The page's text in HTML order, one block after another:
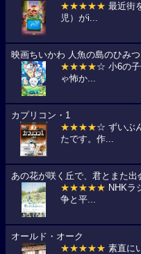
★★★★★ 最近街
児）がi...
映画ちいかわ 人魚の島のひみつ
★★★★☆ 小6の子
ゃ怖か...
カプリコン・1
★★★★☆ ずいぶ
たです。作...
あの花が咲く丘で、君とまた出
★★★★★ NHKラ
争と平...
オールド・オーク
★★★★★ 素直に